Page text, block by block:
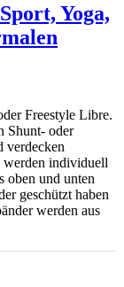
Yoga,
Freestyle Libre.
Shunt- oder
verdecken
werden individuell
oben und unten
geschützt haben
werden aus